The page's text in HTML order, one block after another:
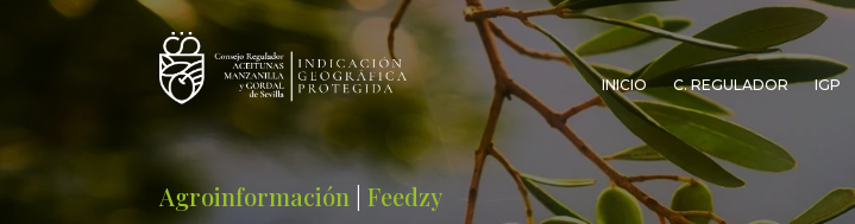
INICIO C. REGULADOR IGP
Agroinformación |Feedzy